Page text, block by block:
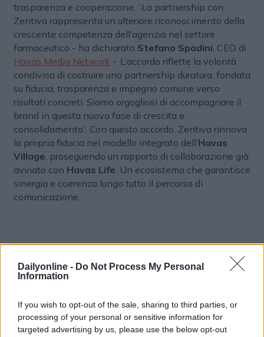
Dailyonline - Do Not Process My Personal
Information
If you wish to opt-out of the sale, sharing to third parties, or
processing of your personal or sensitive information for
targeted advertising by us, please use the below opt-out
trasparenza e cooperazione. “La partnership con
Zentiva rappresenta un ulteriore riconoscimento della
crescente competenza dell’agenzia nel settore
farmaceutico - ha dichiarato Stefano Spadini , CEO di
Havas Media Network -. L’accordo riflette la volontà
condivisa di costruire una partnership duratura, fondata
su fiducia, trasparenza e impegno comune verso
risultati concreti. Siamo orgogliosi di accompagnare il
brand in questa nuova fase di crescita e
consolidamento”. Con questo accordo, Zentiva rinnova
la propria fiducia nel modello integrato dell’Havas
Village , proseguendo un rapporto di collaborazione già
avviato con Havas Life . Un ecosistema che garantisce
sinergia e coerenza lungo tutto il percorso di
comunicazione.